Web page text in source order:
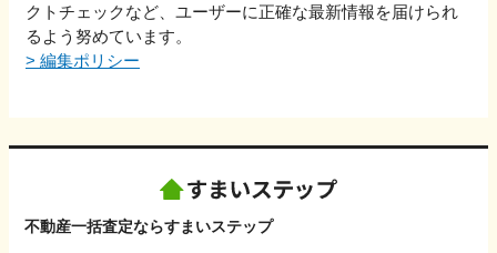
クトチェックなど、ユーザーに正確な最新情報を届けられ
るよう努めています。
> 編集ポリシー
不動産一括査定ならすまいステップ